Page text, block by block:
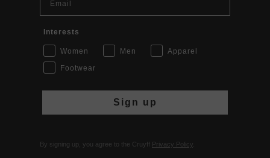
Interests
Women Men
Apparel
Footwear
Sign up
By signing up, you agree to the Cruyff Privacy Policy